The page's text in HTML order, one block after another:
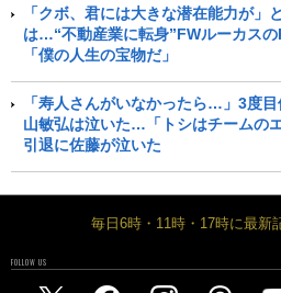
「クボ、君には大きな潜在能力が」
は…“不動産業に転身”FWルーカス
「僕の人生の宝物だ」
「寿人さんがいなかったら…」3度
山敏弘は泣いた…「トシはチームの
引退に佐藤が泣いた
毎日6時・11時・17時に最新
FOLLOW US